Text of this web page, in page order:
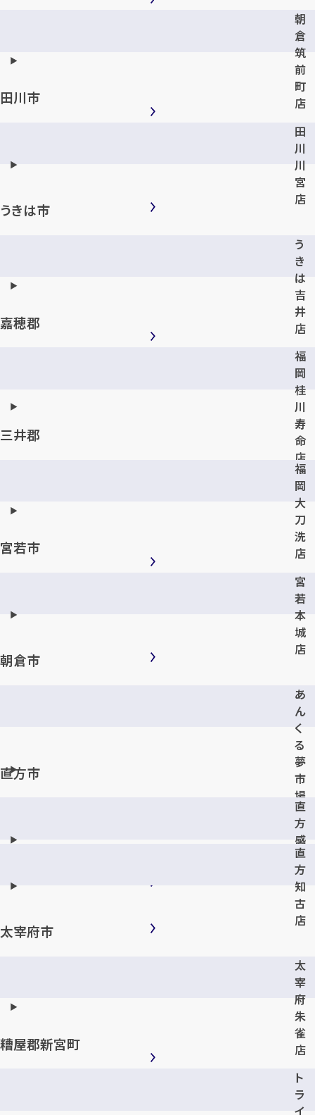
朝
倉
筑
前
町
店
田川市
田
川
川
宮
店
うきは市
う
き
は
吉
井
店
嘉穂郡
福
岡
桂
川
寿
命
店
三井郡
福
岡
大
刀
洗
店
宮若市
宮
若
本
城
店
朝倉市
あ
ん
く
る
夢
市
場
甘
木
店
直方市
直
方
感
田
店
直
方
知
古
店
太宰府市
太
宰
府
朱
雀
店
糟屋郡新宮町
ト
ラ
イ